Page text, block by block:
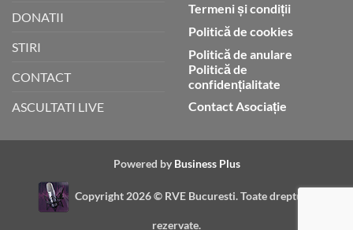
DONATII
STIRI
CONTACT
ASCULTATI LIVE
Termeni și condiții
Politică de cookies
Politică de anulare
Politică de
confidențialitate
Contact Asociație
Powered by Business Plus
Copyright 2026 © RVE Bucuresti. Toate drepturile
rezervate.